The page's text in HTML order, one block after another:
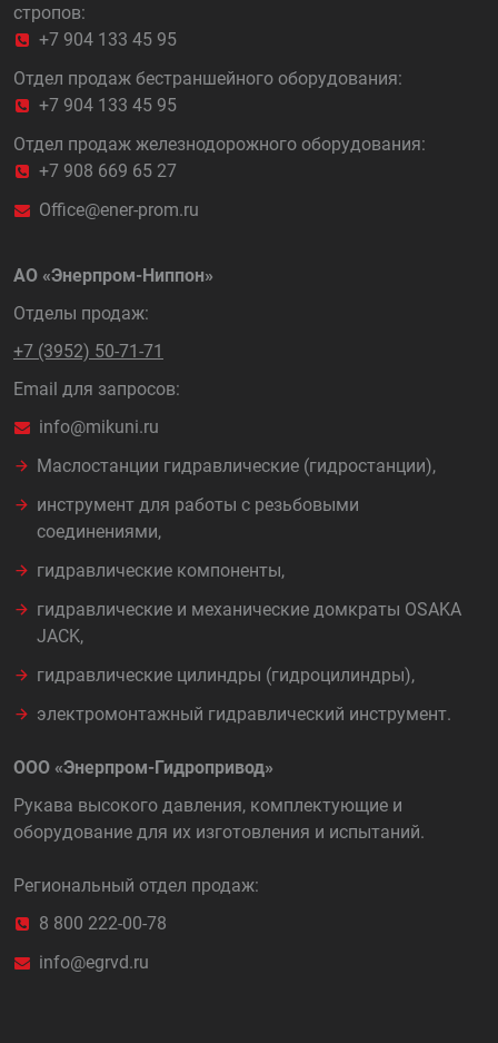
стропов:
+7 904 133 45 95
Отдел продаж бестраншейного оборудования:
+7 904 133 45 95
Отдел продаж железнодорожного оборудования:
+7 908 669 65 27
Office@ener-prom.ru
АО «Энерпром-Ниппон»
Отделы продаж:
+7 (3952) 50-71-71
Email для запросов:
info@mikuni.ru
Маслостанции гидравлические (гидростанции),
инструмент для работы с резьбовыми
соединениями,
гидравлические компоненты,
гидравлические и механические домкраты OSAKA
JACK,
гидравлические цилиндры (гидроцилиндры),
электромонтажный гидравлический инструмент.
ООО «Энерпром-Гидропривод»
Рукава высокого давления, комплектующие и
оборудование для их изготовления и испытаний.
Региональный отдел продаж:
8 800 222-00-78
info@egrvd.ru